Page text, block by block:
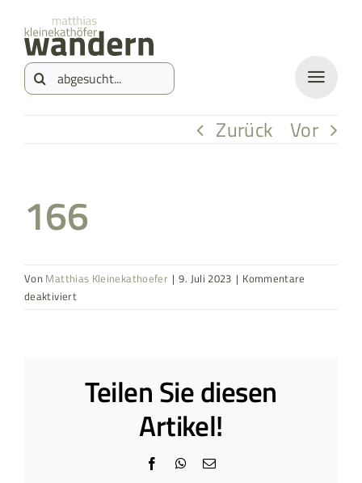
springen
Inhalt
springen
Suche
Zurück Vor
166
Von Matthias Kleinekathoefer | 9. Juli 2023 | Kommentare
deaktiviertfür
Teilen Sie diesen
Artikel!
Facebook
WhatsApp
E-